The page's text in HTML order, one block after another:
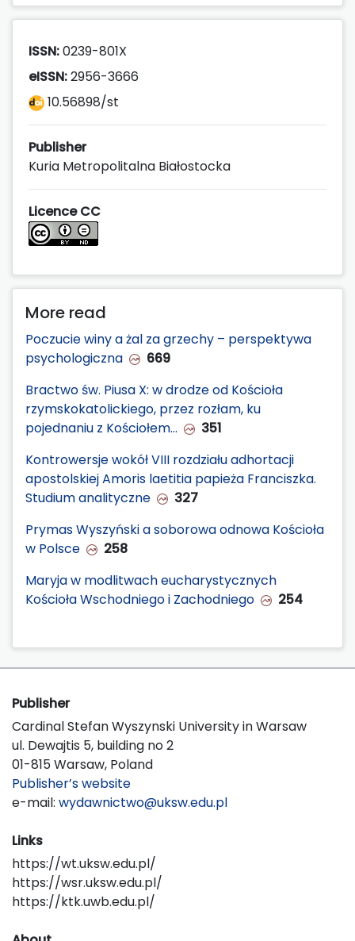
ISSN:0239-801X
eISSN:2956-3666
10.56898/st
Publisher
Kuria Metropolitalna Białostocka
Licence CC
More read
Poczucie winy a żal za grzechy – perspektywa
psychologiczna
669
Bractwo św. Piusa X: w drodze od Kościoła
rzymskokatolickiego, przez rozłam, ku
pojednaniu z Kościołem…
351
Kontrowersje wokół VIII rozdziału adhortacji
apostolskiej Amoris laetitia papieża Franciszka.
Studium analityczne
327
Prymas Wyszyński a soborowa odnowa Kościoła
w Polsce
258
Maryja w modlitwach eucharystycznych
Kościoła Wschodniego i Zachodniego
254
Publisher
Cardinal Stefan Wyszynski University in Warsaw
ul. Dewajtis 5, building no 2
01-815 Warsaw, Poland
Publisher’s website
e-mail: wydawnictwo@uksw.edu.pl
Links
https://wt.uksw.edu.pl/
https://wsr.uksw.edu.pl/
https://ktk.uwb.edu.pl/